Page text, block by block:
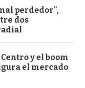
perdedor",
dos
y el boom
el mercado